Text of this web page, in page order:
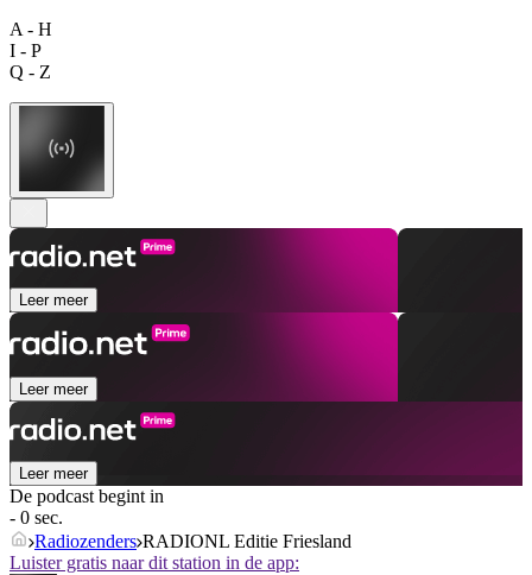
A - H
I - P
Q - Z
Leer meer
Leer meer
Leer meer
De podcast begint in
- 0 sec.
Radiozenders RADIONL Editie Friesland
Luister gratis naar dit station in de app: